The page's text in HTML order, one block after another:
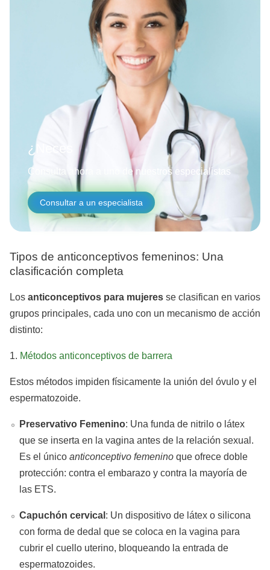
¿Necesitas ayuda?
Consulta ahora a uno de nuestros especialistas
Consultar a un especialista
Tipos de anticonceptivos femeninos: Una
clasificación completa
Los anticonceptivos para mujeres se clasifican en varios
grupos principales, cada uno con un mecanismo de acción
distinto:
1. Métodos anticonceptivos de barrera
Estos métodos impiden físicamente la unión del óvulo y el
espermatozoide.
Preservativo Femenino: Una funda de nitrilo o látex
que se inserta en la vagina antes de la relación sexual.
Es el único anticonceptivo femenino que ofrece doble
protección: contra el embarazo y contra la mayoría de
las ETS.
Capuchón cervical : Un dispositivo de látex o silicona
con forma de dedal que se coloca en la vagina para
cubrir el cuello uterino, bloqueando la entrada de
espermatozoides.